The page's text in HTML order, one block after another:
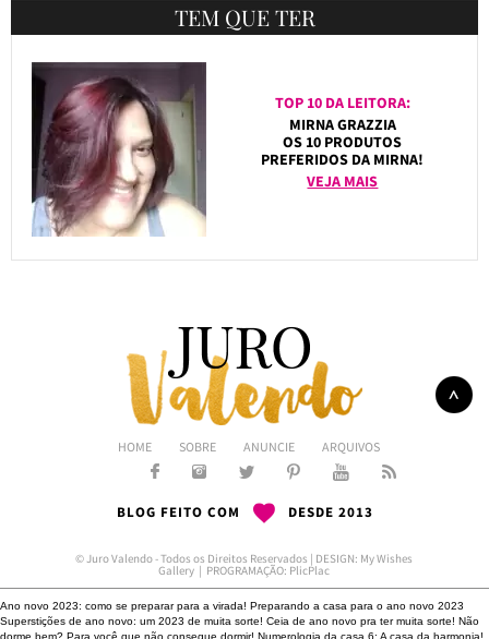
TEM QUE TER
TOP 10 DA LEITORA:
MIRNA GRAZZIA
OS 10 PRODUTOS
PREFERIDOS DA MIRNA!
VEJA MAIS
HOME SOBRE ANUNCIE ARQUIVOS
BLOG FEITO COM DESDE 2013
© Juro Valendo - Todos os Direitos Reservados | DESIGN: My Wishes
Gallery | PROGRAMAÇÃO: PlicPlac
Ano novo 2023: como se preparar para a virada! Preparando a casa para o ano novo 2023
Superstições de ano novo: um 2023 de muita sorte! Ceia de ano novo pra ter muita sorte! Não
dorme bem? Para você que não consegue dormir! Numerologia da casa 6: A casa da harmonia!